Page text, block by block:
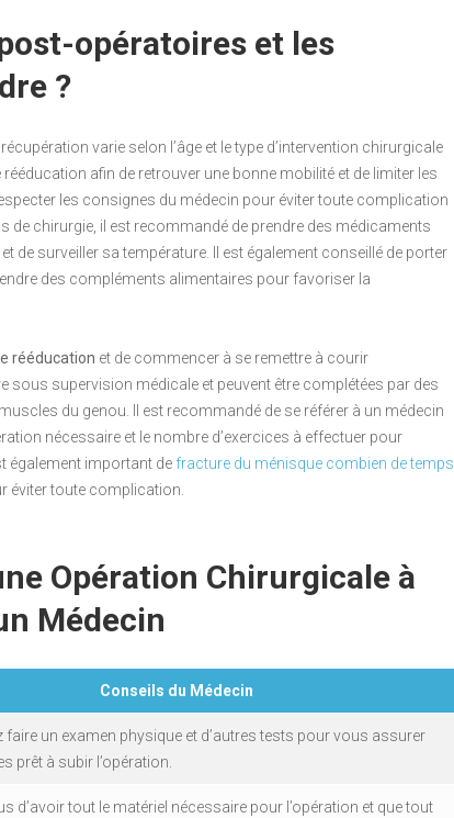
opératoires et les
?
varie selon l’âge et le type d’intervention chirurgicale
afin de retrouver une bonne mobilité et de limiter les
les consignes du médecin pour éviter toute complication
de chirurgie, il est recommandé de prendre des médicaments
de surveiller sa température. Il est également conseillé de porter
des compléments alimentaires pour favoriser la
rééducation et de commencer à se remettre à courir
sous supervision médicale et peuvent être complétées par des
du genou. Il est recommandé de se référer à un médecin
nécessaire et le nombre d’exercices à effectuer pour
également important de fracture du ménisque combien de temps
éviter toute complication.
Opération Chirurgicale à
Médecin
Conseils du Médecin
faire un examen physique et d’autres tests pour vous assurer
prêt à subir l’opération.
d’avoir tout le matériel nécessaire pour l’opération et que tout